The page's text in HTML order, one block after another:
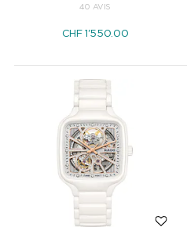
40 AVIS
CHF 1'550.00